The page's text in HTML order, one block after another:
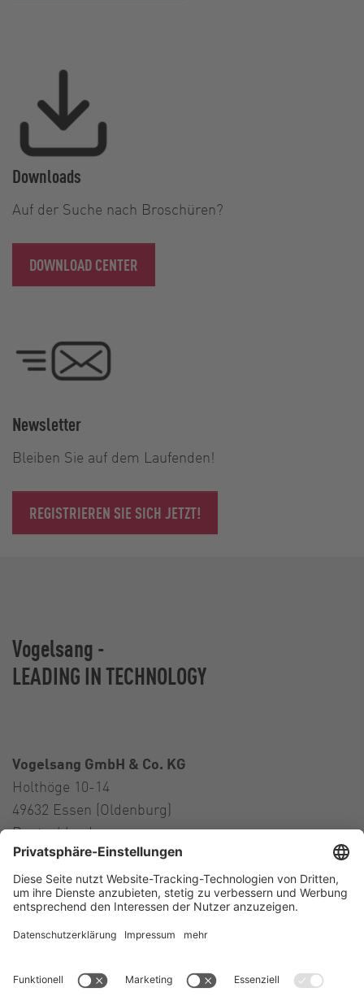
Downloads
Auf der Suche nach Broschüren?
DOWNLOAD CENTER
Newsletter
Bleiben Sie auf dem Laufenden!
REGISTRIEREN SIE SICH JETZT!
Vogelsang -
LEADING IN TECHNOLOGY
Vogelsang GmbH & Co. KG
Holthöge 10-14
49632 Essen (Oldenburg)
Deutschland
Kontakt
Tel.:+49 5434 83 0